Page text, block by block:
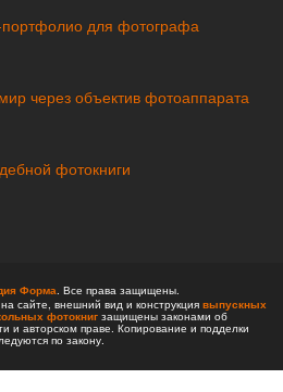
портфолио для фотографа
через объектив фотоаппарата
фотокниги
Форма . Все права защищены.
сайте, внешний вид и конструкция выпускных
фотокнигзащищены законами об
и авторском праве. Копирование и подделки
по закону.